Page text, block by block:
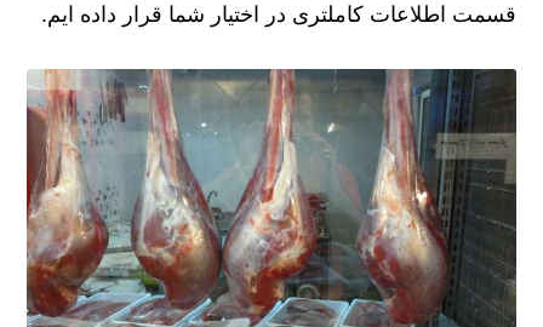
قسمت اطلاعات کاملتری در اختیار شما قرار داده ایم.